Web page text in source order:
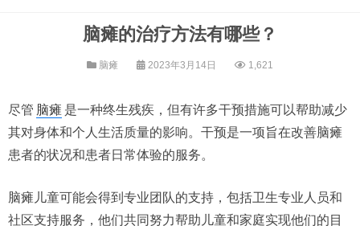
脑瘫的治疗方法有哪些？
脑瘫 2023年3月14日 1,621
尽管 脑瘫 是一种终生残疾，但有许多干预措施可以帮助减少
其对身体和个人生活质量的影响。干预是一项旨在改善脑瘫
患者的状况和患者日常体验的服务。
脑瘫儿童可能会得到专业团队的支持，包括卫生专业人员和
社区支持服务，他们共同努力帮助儿童和家庭实现他们的目